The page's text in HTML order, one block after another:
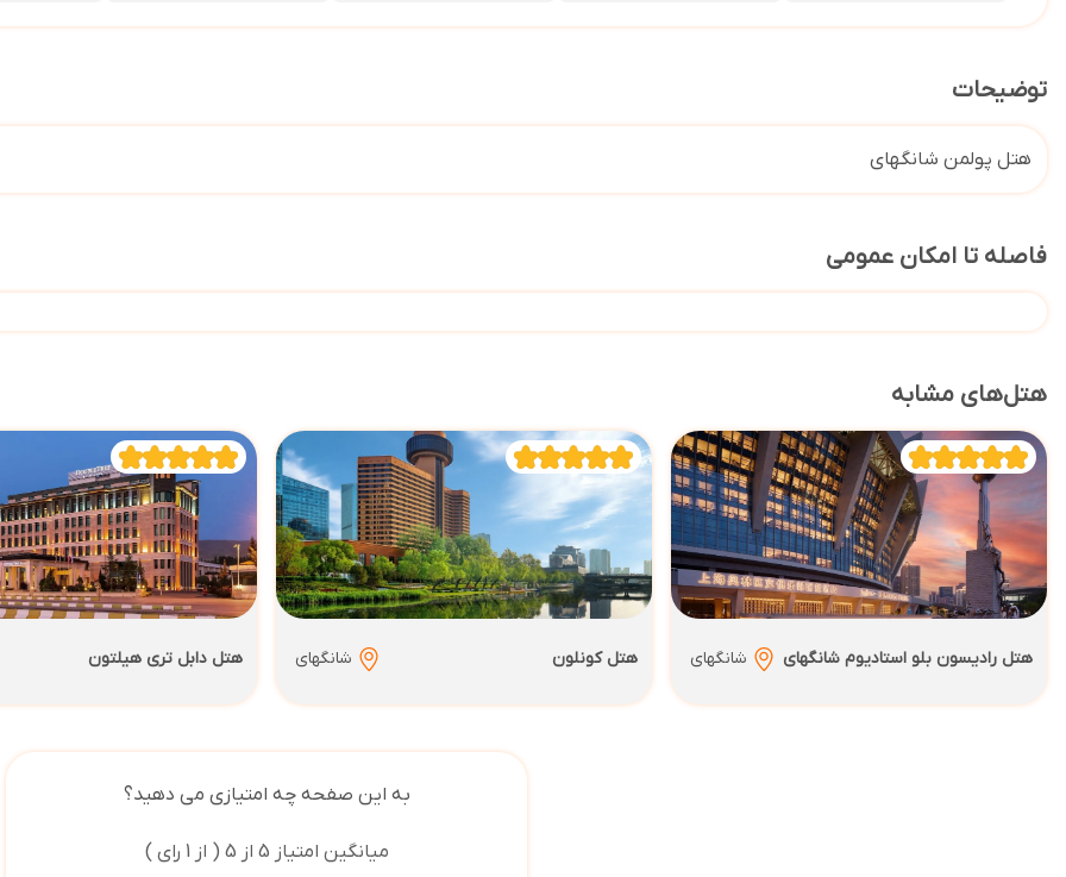
توضیحات
هتل پولمن شانگهای
فاصله تا امکان عمومی
هتل‌های مشابه
هتل رادیسون بلو استادیوم شانگهای شانگهای هتل کونلون شانگهای هتل دابل تری هیلتون
به این صفحه چه امتیازی می دهید؟
میانگین امتیاز 5 از 5 ( از 1 رای )